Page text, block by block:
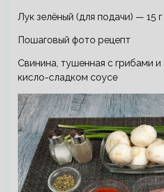
Лук зелёный (для подачи) — 15
Пошаговый фото рецепт
Свинина, тушенная с грибами и
кисло-сладком соусе